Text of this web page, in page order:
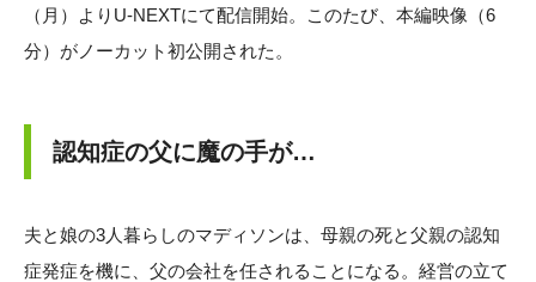
（月）よりU-NEXTにて配信開始。このたび、本編映像（6
分）がノーカット初公開された。
認知症の父に魔の手が…
夫と娘の3人暮らしのマディソンは、母親の死と父親の認知
症発症を機に、父の会社を任されることになる。経営の立て